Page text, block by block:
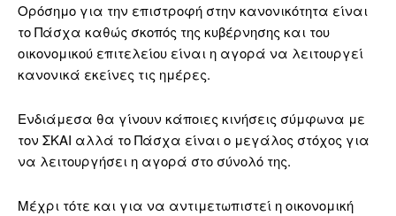
Ορόσημο για την επιστροφή στην κανονικότητα είναι
το Πάσχα καθώς σκοπός της κυβέρνησης και του
οικονομικού επιτελείου είναι η αγορά να λειτουργεί
κανονικά εκείνες τις ημέρες.
Ενδιάμεσα θα γίνουν κάποιες κινήσεις σύμφωνα με
τον ΣΚΑΙ αλλά το Πάσχα είναι ο μεγάλος στόχος για
να λειτουργήσει η αγορά στο σύνολό της.
Μέχρι τότε και για να αντιμετωπιστεί η οικονομική